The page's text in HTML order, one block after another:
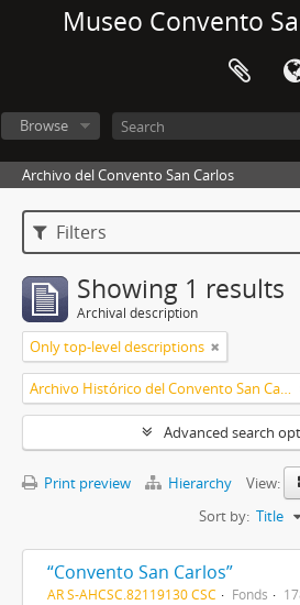
Museo Convento
Browse
Archivo del Convento San Carlos
Filters
Showing 1 results
Archival description
Only top-level descriptions
Archivo Histórico del Convento San Carlos
Advanced search
Print preview Hierarchy
View:
Sort by: Title
“Convento San Carlos”
AR S-AHCSC.82119130 CSC Fonds